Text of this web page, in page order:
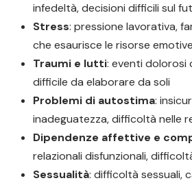
infedeltà, decisioni difficili sul
Stress: pressione lavorativa,
che esaurisce le risorse emotive
Traumi e lutti: eventi dolorosi
difficile da elaborare da soli
Problemi di autostima:
inadeguatezza, difficoltà nelle
Dipendenze affettive e
relazionali disfunzionali,
Sessualità: difficoltà sessuali,